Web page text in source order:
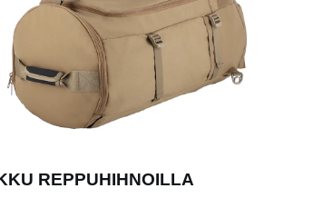
REPPUHIHNOILLA